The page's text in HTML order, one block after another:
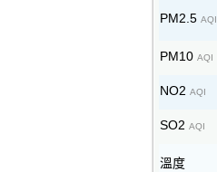
PM2.5 AQI
PM10 AQI
NO2 AQI
SO2 AQI
溫度